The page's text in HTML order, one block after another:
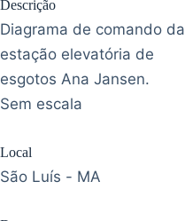
Descrição
Diagrama de comando da
estação elevatória de
esgotos Ana Jansen.
Sem escala
Local
São Luís - MA